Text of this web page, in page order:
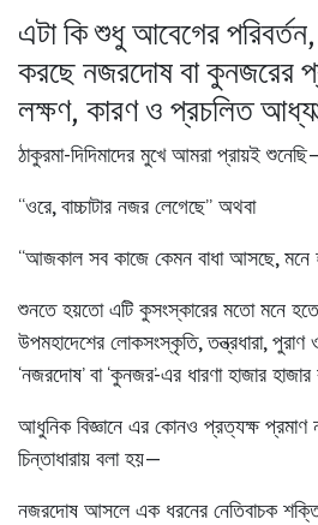
এটা কি শুধু আবেগের
করছে নজরদোষ বা কুনজরের
লক্ষণ, কারণ ও প্রচলিত
ঠাকুরমা-দিদিমাদের মুখে আমরা প্রায়ই
“ওরে, বাচ্চাটার নজর লেগেছে” অথবা
“আজকাল সব কাজে কেমন বাধা আসছে,
শুনতে হয়তো এটি কুসংস্কারের মতো মনে হতে
উপমহাদেশের লোকসংস্কৃতি, তন্ত্রধারা, পুরাণ
‘নজরদোষ’ বা ‘কুনজর’-এর ধারণা হাজার
আধুনিক বিজ্ঞানে এর কোনও প্রত্যক্ষ প্রমাণ
চিন্তাধারায় বলা হয়—
নজরদোষ আসলে এক ধরনেরনেতিবাচক